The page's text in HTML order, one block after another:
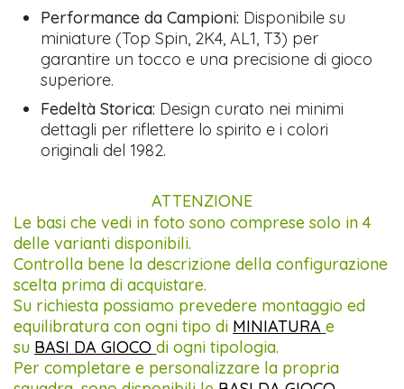
Performance da Campioni: Disponibile su
miniature (Top Spin, 2K4, AL1, T3) per
garantire un tocco e una precisione di gioco
superiore.
Fedeltà Storica: Design curato nei minimi
dettagli per riflettere lo spirito e i colori
originali del 1982.
ATTENZIONE
Le basi che vedi in foto sono comprese solo in 4
delle varianti disponibili.
Controlla bene la descrizione della configurazione
scelta prima di acquistare.
Su richiesta possiamo prevedere montaggio ed
equilibratura con ogni tipo di MINIATURA e
su BASI DA GIOCO di ogni tipologia.
Per completare e personalizzare la propria